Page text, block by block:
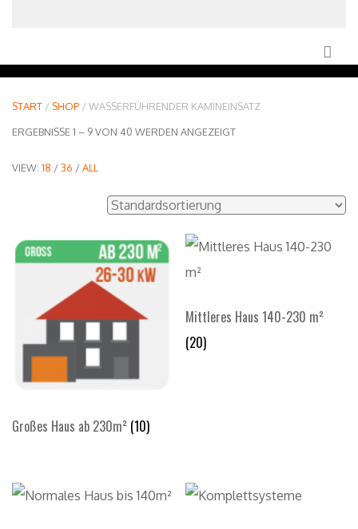
START / SHOP / WASSERFÜHRENDER KAMINEINSATZ
ERGEBNISSE 1 – 9 VON 40 WERDEN ANGEZEIGT
VIEW: 18 / 36 /ALL
Großes Haus ab 230m² (10)
Mittleres Haus 140-230 m²
(20)